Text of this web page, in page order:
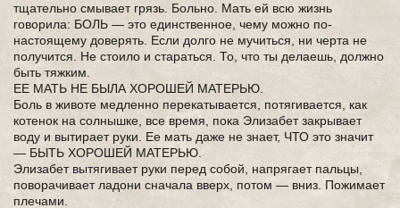
тщательно смывает грязь. Больно. Мать ей всю жизнь
говорила: БОЛЬ — это единственное, чему можно по-
настоящему доверять. Если долго не мучиться, ни черта не
получится. Не стоило и стараться. То, что ты делаешь, должно
быть тяжким.
ЕЕ МАТЬ НЕ БЫЛА ХОРОШЕЙ МАТЕРЬЮ.
Боль в животе медленно перекатывается, потягивается, как
котенок на солнышке, все время, пока Элизабет закрывает
воду и вытирает руки. Ее мать даже не знает, ЧТО это значит
— БЫТЬ ХОРОШЕЙ МАТЕРЬЮ.
Элизабет вытягивает руки перед собой, напрягает пальцы,
поворачивает ладони сначала вверх, потом — вниз. Пожимает
плечами.